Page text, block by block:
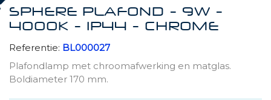
SPHERE PLAFOND - 9W -
4000K - IP44 - CHROME
Referentie: BL000027
Plafondlamp met chroomafwerking en matglas.
Boldiameter 170 mm.